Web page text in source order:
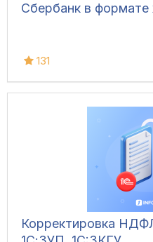
Сбербанк в формате
131
Корректировка